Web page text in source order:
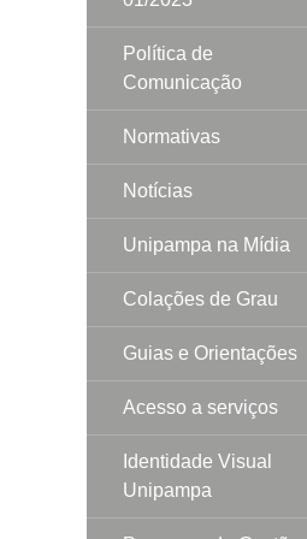
Política de
Comunicação
Normativas
Notícias
Unipampa na Mídia
Colações de Grau
Guias e Orientações
Acesso a serviços
Identidade Visual
Unipampa